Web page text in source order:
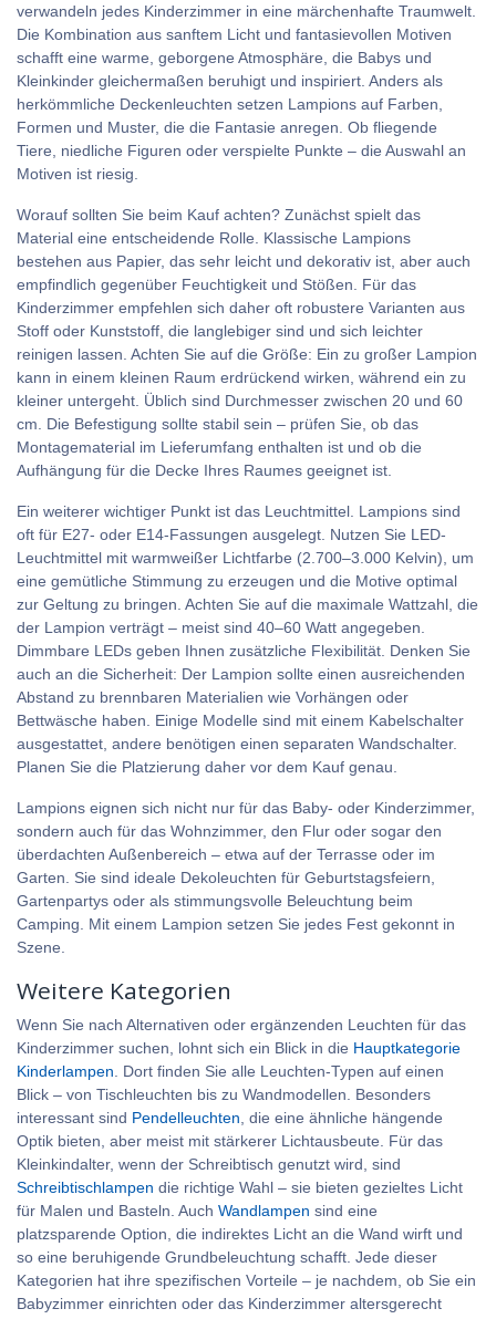
verwandeln jedes Kinderzimmer in eine märchenhafte Traumwelt.
Die Kombination aus sanftem Licht und fantasievollen Motiven
schafft eine warme, geborgene Atmosphäre, die Babys und
Kleinkinder gleichermaßen beruhigt und inspiriert. Anders als
herkömmliche Deckenleuchten setzen Lampions auf Farben,
Formen und Muster, die die Fantasie anregen. Ob fliegende
Tiere, niedliche Figuren oder verspielte Punkte – die Auswahl an
Motiven ist riesig.
Worauf sollten Sie beim Kauf achten? Zunächst spielt das
Material eine entscheidende Rolle. Klassische Lampions
bestehen aus Papier, das sehr leicht und dekorativ ist, aber auch
empfindlich gegenüber Feuchtigkeit und Stößen. Für das
Kinderzimmer empfehlen sich daher oft robustere Varianten aus
Stoff oder Kunststoff, die langlebiger sind und sich leichter
reinigen lassen. Achten Sie auf die Größe: Ein zu großer Lampion
kann in einem kleinen Raum erdrückend wirken, während ein zu
kleiner untergeht. Üblich sind Durchmesser zwischen 20 und 60
cm. Die Befestigung sollte stabil sein – prüfen Sie, ob das
Montagematerial im Lieferumfang enthalten ist und ob die
Aufhängung für die Decke Ihres Raumes geeignet ist.
Ein weiterer wichtiger Punkt ist das Leuchtmittel. Lampions sind
oft für E27- oder E14-Fassungen ausgelegt. Nutzen Sie LED-
Leuchtmittel mit warmweißer Lichtfarbe (2.700–3.000 Kelvin), um
eine gemütliche Stimmung zu erzeugen und die Motive optimal
zur Geltung zu bringen. Achten Sie auf die maximale Wattzahl, die
der Lampion verträgt – meist sind 40–60 Watt angegeben.
Dimmbare LEDs geben Ihnen zusätzliche Flexibilität. Denken Sie
auch an die Sicherheit: Der Lampion sollte einen ausreichenden
Abstand zu brennbaren Materialien wie Vorhängen oder
Bettwäsche haben. Einige Modelle sind mit einem Kabelschalter
ausgestattet, andere benötigen einen separaten Wandschalter.
Planen Sie die Platzierung daher vor dem Kauf genau.
Lampions eignen sich nicht nur für das Baby- oder Kinderzimmer,
sondern auch für das Wohnzimmer, den Flur oder sogar den
überdachten Außenbereich – etwa auf der Terrasse oder im
Garten. Sie sind ideale Dekoleuchten für Geburtstagsfeiern,
Gartenpartys oder als stimmungsvolle Beleuchtung beim
Camping. Mit einem Lampion setzen Sie jedes Fest gekonnt in
Szene.
Weitere Kategorien
Wenn Sie nach Alternativen oder ergänzenden Leuchten für das
Kinderzimmer suchen, lohnt sich ein Blick in die Hauptkategorie
Kinderlampen . Dort finden Sie alle Leuchten-Typen auf einen
Blick – von Tischleuchten bis zu Wandmodellen. Besonders
interessant sind Pendelleuchten , die eine ähnliche hängende
Optik bieten, aber meist mit stärkerer Lichtausbeute. Für das
Kleinkindalter, wenn der Schreibtisch genutzt wird, sind
Schreibtischlampen die richtige Wahl – sie bieten gezieltes Licht
für Malen und Basteln. Auch Wandlampen sind eine
platzsparende Option, die indirektes Licht an die Wand wirft und
so eine beruhigende Grundbeleuchtung schafft. Jede dieser
Kategorien hat ihre spezifischen Vorteile – je nachdem, ob Sie ein
Babyzimmer einrichten oder das Kinderzimmer altersgerecht